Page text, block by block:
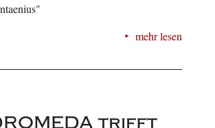
mehr lesen
trifft